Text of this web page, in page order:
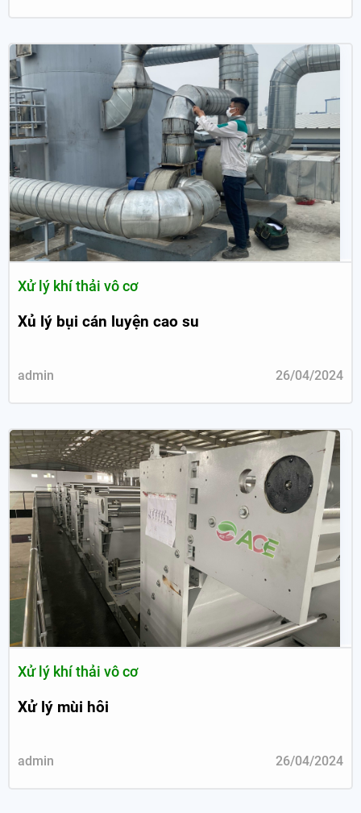
Xử lý khí thải vô cơ
Xủ lý bụi cán luyện cao su
admin 26/04/2024
Xử lý khí thải vô cơ
Xử lý mùi hôi
admin 26/04/2024